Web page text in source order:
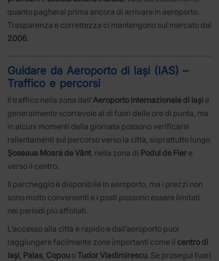
quanto pagherai prima ancora di arrivare in aeroporto.
Trasparenza e correttezza ci mantengono sul mercato dal
2006.
Guidare da Aeroporto di Iași (IAS) –
Traffico e percorsi
Il traffico nella zona dell’Aeroporto Internazionale di Iași è
generalmente scorrevole al di fuori delle ore di punta, ma
in alcuni momenti della giornata possono verificarsi
rallentamenti sul percorso verso la città, soprattutto lungo
Șoseaua Moara de Vânt, nella zona di Podul de Fier e
verso il centro.
Il parcheggio è disponibile in aeroporto, ma i prezzi non
sono molto convenienti e i posti possono essere limitati
nei periodi più affollati.
L’accesso alla città è rapido e dall’aeroporto puoi
raggiungere facilmente zone importanti come il centro di
Iași, Palas, Copou o Tudor Vladimirescu. Se prosegui fuori